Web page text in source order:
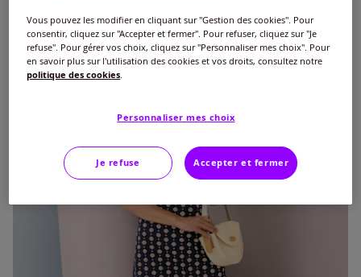
Vous pouvez les modifier en cliquant sur "Gestion des cookies". Pour
consentir, cliquez sur "Accepter et fermer". Pour refuser, cliquez sur "Je
refuse". Pour gérer vos choix, cliquez sur "Personnaliser mes choix". Pour
en savoir plus sur l'utilisation des cookies et vos droits, consultez notre
politique des cookies.
Personnaliser mes choix
Je refuse Accepter et fermer